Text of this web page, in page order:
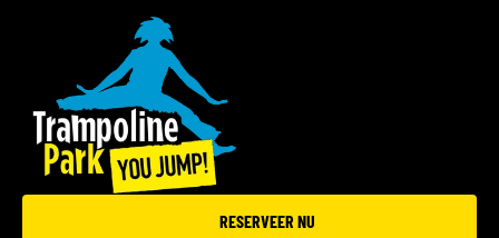
RESERVEER NU